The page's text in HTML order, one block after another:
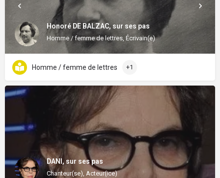
Honoré DE BALZAC, sur ses pas
Homme / femme de lettres, Écrivain(e)
Homme / femme de lettres +1
DANI, sur ses pas
Chanteur(se), Acteur(ice)